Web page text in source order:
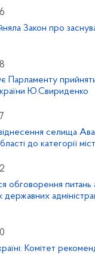
Закон про
Парламенту прийняти
Ю.Свириденко
селища
до категорії міст
обговорення питань
державних
Комітет